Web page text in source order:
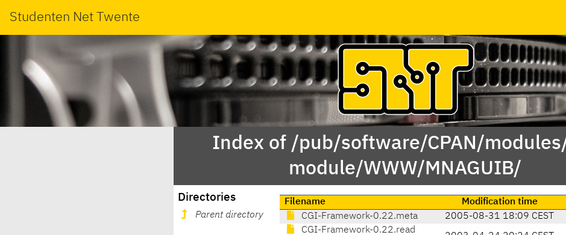
Studenten Net Twente
Index of /pub/software/CPAN/
module/WWW/MNAGUIB/
Directories
Parent directory
Filename Modification time
CGI-Framework-0.22.meta
2005-08-31 18:09 CEST
CGI-Framework-0.22.read